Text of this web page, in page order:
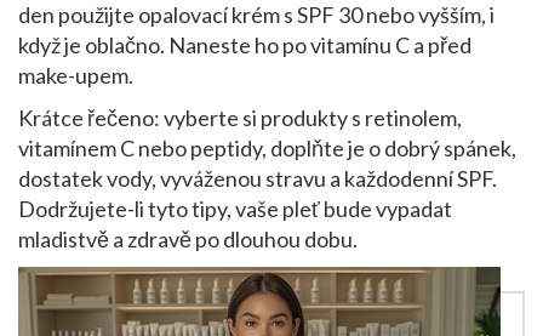
den použijte opalovací krém s SPF 30 nebo vyšším, i
když je oblačno. Naneste ho po vitamínu C a před
make-upem.
Krátce řečeno: vyberte si produkty s retinolem,
vitamínem C nebo peptidy, doplňte je o dobrý spánek,
dostatek vody, vyváženou stravu a každodenní SPF.
Dodržujete-li tyto tipy, vaše pleť bude vypadat
mladistvě a zdravě po dlouhou dobu.